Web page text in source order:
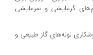
گرمایشی و سرمایشی
لوله‌های گاز طبیعی و